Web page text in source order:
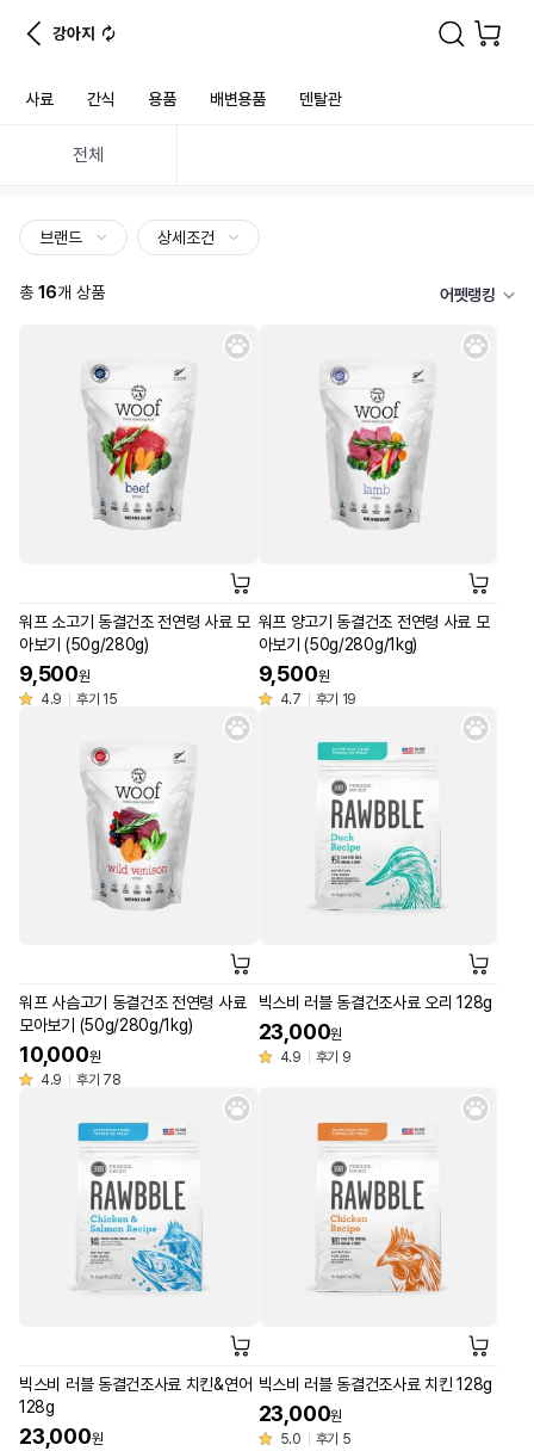
강아지
사료 간식 용품 배변용품 덴탈관
전체
브랜드 상세조건
총 16개 상품 어펫랭킹
워프 소고기 동결건조 전연령 사료 모
아보기 (50g/280g)
9,500원
4.9
후기 15
워프 양고기 동결건조 전연령 사료 모
아보기 (50g/280g/1kg)
9,500원
4.7
후기 19
워프 사슴고기 동결건조 전연령 사료
모아보기 (50g/280g/1kg)
10,000원
4.9
후기 78
빅스비 러블 동결건조사료 오리 128g
23,000원
4.9
후기 9
빅스비 러블 동결건조사료 치킨&연어
128g
23,000원
빅스비 러블 동결건조사료 치킨 128g
23,000원
5.0
후기 5